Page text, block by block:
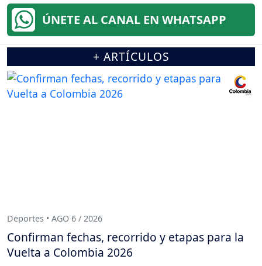
ÚNETE AL CANAL EN WHATSAPP
+ ARTÍCULOS
Deportes • AGO 6 / 2026
Confirman fechas, recorrido y etapas para la
Vuelta a Colombia 2026